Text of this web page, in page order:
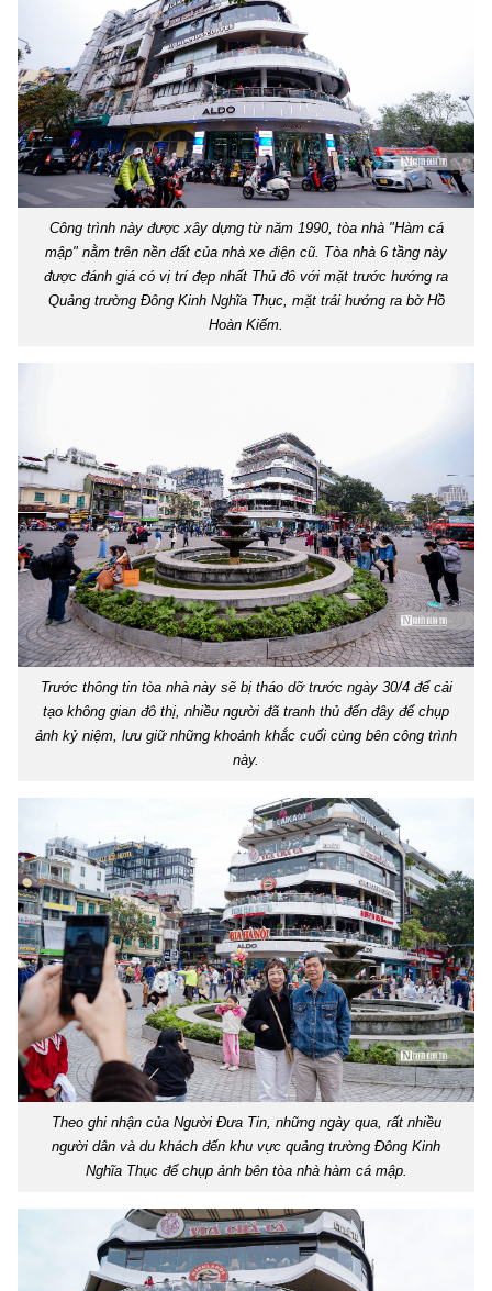
Công trình này được xây dựng từ năm 1990, tòa nhà "Hàm cá
mập" nằm trên nền đất của nhà xe điện cũ. Tòa nhà 6 tầng này
được đánh giá có vị trí đẹp nhất Thủ đô với mặt trước hướng ra
Quảng trường Đông Kinh Nghĩa Thục, mặt trái hướng ra bờ Hồ
Hoàn Kiếm.
Trước thông tin tòa nhà này sẽ bị tháo dỡ trước ngày 30/4 để cải
tạo không gian đô thị, nhiều người đã tranh thủ đến đây để chụp
ảnh kỷ niệm, lưu giữ những khoảnh khắc cuối cùng bên công trình
này.
Theo ghi nhận của Người Đưa Tin, những ngày qua, rất nhiều
người dân và du khách đến khu vực quảng trường Đông Kinh
Nghĩa Thục để chụp ảnh bên tòa nhà hàm cá mập.